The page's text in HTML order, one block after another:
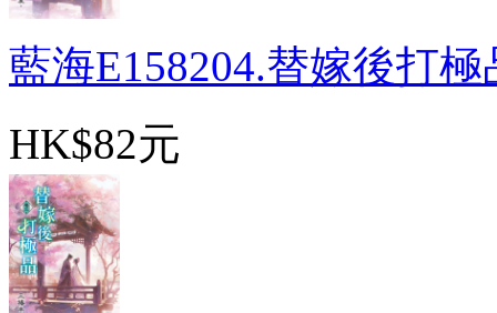
藍海E158204.替嫁後打極
HK$82元